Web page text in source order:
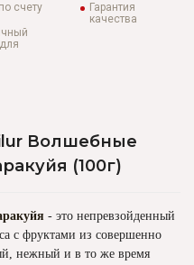
счету
Гарантия
качества
Волшебные
(100г)
- это непревзойденный
с фруктами из совершенно
нежный и в то же время